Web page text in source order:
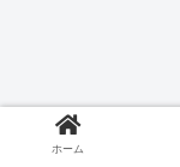
ホーム